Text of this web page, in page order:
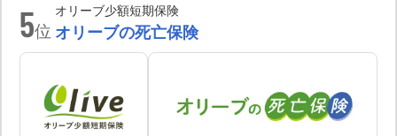
5位
オリーブ少額短期保険
オリーブの死亡保険